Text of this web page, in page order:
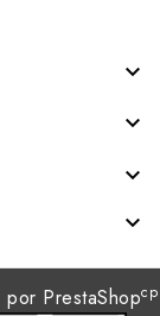




PrestaShopcp